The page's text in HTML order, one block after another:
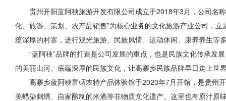
贵州开阳蓝阿秧旅游开发有限公司成立于2018年3月，公司名称
化、旅游、策划、农产品销售”为核心业务的文化旅游产业公司，
蕴深厚的村寨，进行观光旅游、民族风情、运动休闲、康养养生等
“蓝阿秧”品牌的打造是公司发展的重点，也是民族文化传承
的美丽山河、底蕴深厚的民族文化，让高寨乡民族品牌早日走上世
高寨乡蓝阿秧富硒农特产品体验馆于2020年7月开馆，是贵州
美蜡染刺绣、自家酿制的米酒等非物质文化遗产。这里也有原汁